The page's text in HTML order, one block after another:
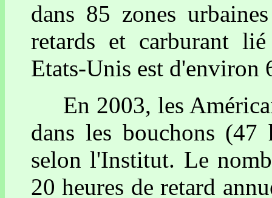
dans 85 zones
retards et carburant
Etats-Unis est
En 2003, les
dans les bouchons
selon l'Institut. Le
20 heures de retard